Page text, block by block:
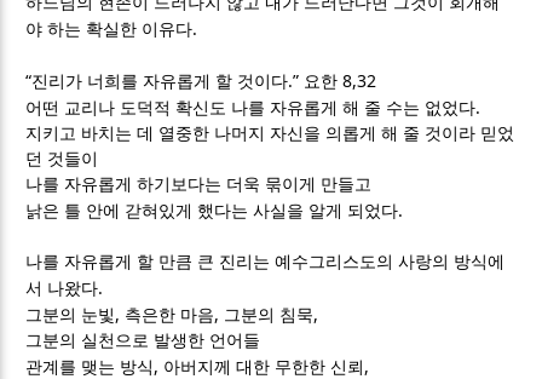
야 하는 확실한 이유다.
“진리가 너희를 자유롭게 할 것이다.” 요한8,32
어떤 교리나 도덕적 확신도 나를 자유롭게 해 줄 수는 없었다.
지키고 바치는 데 열중한 나머지 자신을 의롭게 해 줄 것이라 믿었
던 것들이
나를 자유롭게 하기보다는 더욱 묶이게 만들고
낡은 틀 안에 갇혀있게 했다는 사실을 알게 되었다.
나를 자유롭게 할 만큼 큰 진리는 예수그리스도의 사랑의 방식에
서 나왔다.
그분의 눈빛 , 측은한 마음, 그분의 침묵,
그분의 실천으로 발생한 언어들
관계를 맺는 방식 , 아버지께 대한 무한한 신뢰 ,